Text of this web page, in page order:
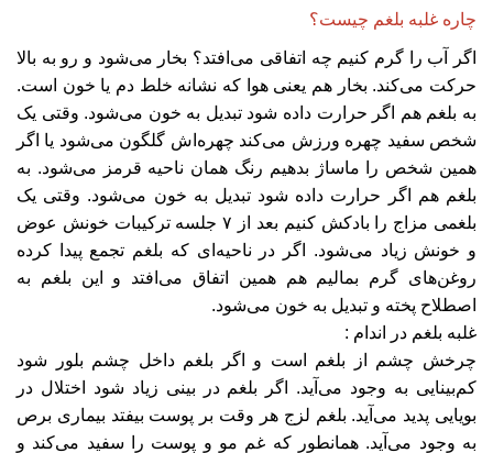
چاره غلبه بلغم چیست؟
اگر آب را گرم کنیم چه اتفاقی می‌افتد؟ بخار می‌شود و رو به بالا
حرکت می‌کند. بخار هم یعنی هوا که نشانه خلط دم یا خون است.
به بلغم هم اگر حرارت داده شود تبدیل به خون می‌شود. وقتی یک
شخص سفید چهره ورزش می‌کند چهره‌اش گلگون می‌شود یا اگر
همین شخص را ماساژ بدهیم رنگ همان ناحیه قرمز می‌شود. به
بلغم هم اگر حرارت داده شود تبدیل به خون می‌شود. وقتی یک
بلغمی مزاج را بادکش کنیم بعد از ۷ جلسه ترکیبات خونش عوض
و خونش زیاد می‌شود. اگر در ناحیه‌ای که بلغم تجمع پیدا کرده
روغن‌های گرم بمالیم هم همین اتفاق می‌افتد و این بلغم به
اصطلاح پخته و تبدیل به خون می‌شود.
غلبه بلغم در اندام :
چرخش چشم از بلغم است و اگر بلغم داخل چشم بلور شود
کم‌بینایی به وجود می‌آید. اگر بلغم در بینی زیاد شود اختلال در
بویایی پدید می‌آید. بلغم لزج هر وقت بر پوست بیفتد بیماری برص
به وجود می‌آید. همانطور که غم مو و پوست را سفید می‌کند و